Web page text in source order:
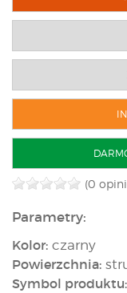
(0
Parametry:
Kolor: czarny
Powierzchnia:
Symbol produktu: